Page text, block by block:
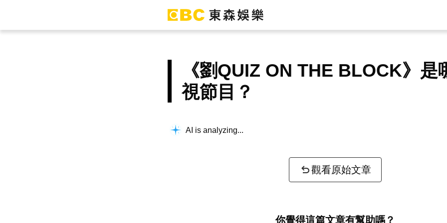
《劉QUIZ ON THE BLOCK》是
視節目？
Understanding the problem...
觀看原始文章
你覺得這篇文章有幫助嗎？